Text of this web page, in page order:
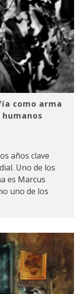
como arma
años clave
Uno de los
es Marcus
uno de los